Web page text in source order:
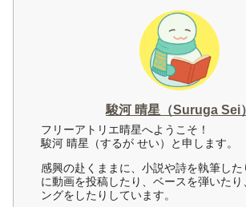
駿河 晴星（Suruga Sei）
フリーアトリエ晴星へようこそ！
駿河 晴星（するが せい）と申します。
感興の赴くままに、小説や詩を執筆した
に動画を投稿したり、ベースを弾いたり
ングをしたりしています。